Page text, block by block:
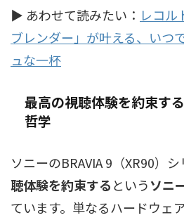
▶ あわせて読みたい： レコル
ブレンダー」が叶える、いつ
ュな一杯
最高の視聴体験を約束す
哲学
ソニーのBRAVIA 9（XR90）シ
聴体験を約束するというソニ
ています。単なるハードウェ